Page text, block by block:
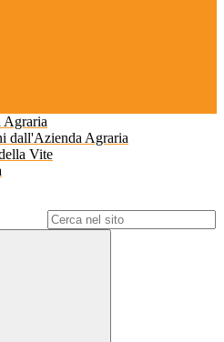
Agraria
dall'Azienda Agraria
Vite